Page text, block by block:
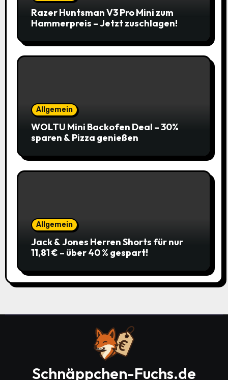
Razer Huntsman V3 Pro Mini zum
Hammerpreis – Jetzt zuschlagen!
Allgemein
WOLTU Mini Backofen Deal – 30%
sparen & Pizza genießen
Allgemein
Jack & Jones Herren Shorts für nur
11,81 € – über 40 % gespart!
Schnäppchen-Fuchs.de